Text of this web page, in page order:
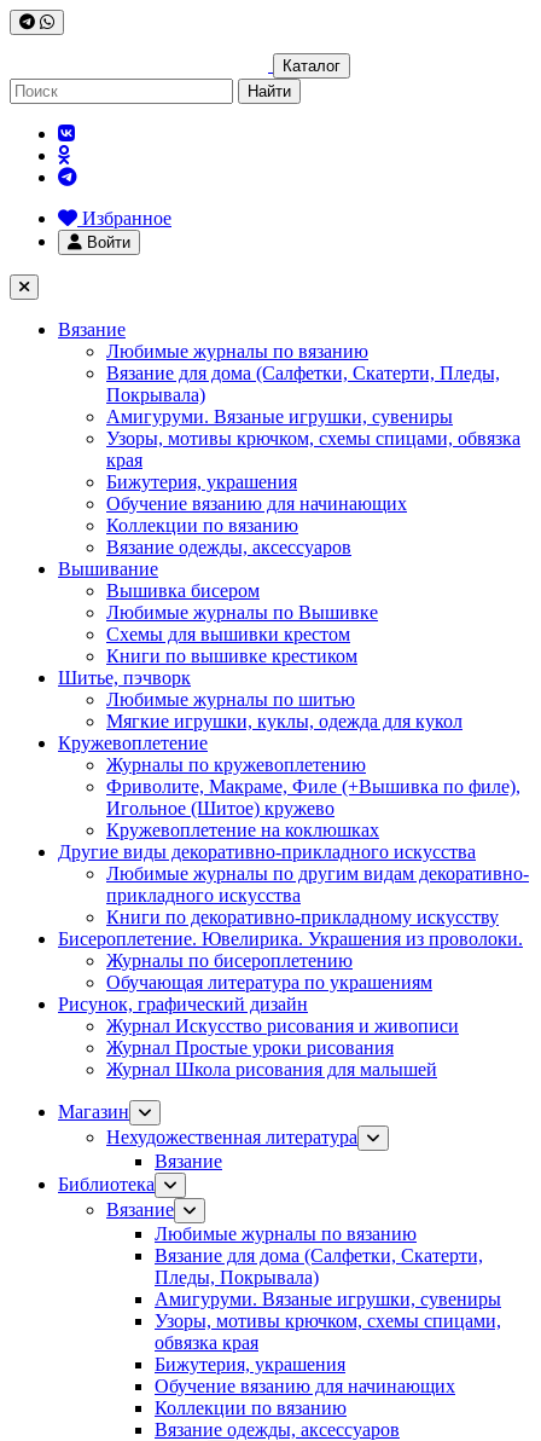
Каталог
Найти
Избранное
Войти
Вязание
Любимые журналы по вязанию
Вязание для дома (Салфетки, Скатерти, Пледы,
Покрывала)
Амигуруми. Вязаные игрушки, сувениры
Узоры, мотивы крючком, схемы спицами, обвязка
края
Бижутерия, украшения
Обучение вязанию для начинающих
Коллекции по вязанию
Вязание одежды, аксессуаров
Вышивание
Вышивка бисером
Любимые журналы по Вышивке
Схемы для вышивки крестом
Книги по вышивке крестиком
Шитье, пэчворк
Любимые журналы по шитью
Мягкие игрушки, куклы, одежда для кукол
Кружевоплетение
Журналы по кружевоплетению
Фриволите, Макраме, Филе (+Вышивка по филе),
Игольное (Шитое) кружево
Кружевоплетение на коклюшках
Другие виды декоративно-прикладного искусства
Любимые журналы по другим видам декоративно-
прикладного искусства
Книги по декоративно-прикладному искусству
Бисероплетение. Ювелирика. Украшения из проволоки.
Журналы по бисероплетению
Обучающая литература по украшениям
Рисунок, графический дизайн
Журнал Искусство рисования и живописи
Журнал Простые уроки рисования
Журнал Школа рисования для малышей
Магазин
Нехудожественная литература
Вязание
Библиотека
Вязание
Любимые журналы по вязанию
Вязание для дома (Салфетки, Скатерти,
Пледы, Покрывала)
Амигуруми. Вязаные игрушки, сувениры
Узоры, мотивы крючком, схемы спицами,
обвязка края
Бижутерия, украшения
Обучение вязанию для начинающих
Коллекции по вязанию
Вязание одежды, аксессуаров